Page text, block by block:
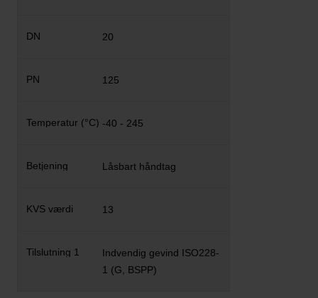
20
125
-40 - 245
Låsbart håndtag
13
Indvendig gevind ISO228-
1 (G, BSPP)